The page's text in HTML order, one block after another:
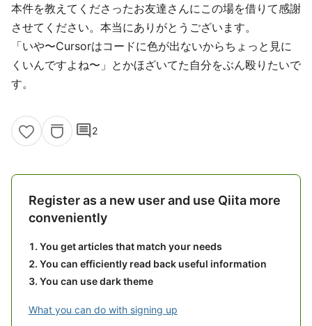
本件を教えてくださったお友達さんにこの場を借りて感謝
させてください。本当にありがとうございます。
「いや〜Cursorはコードに色が出ないからちょっと見に
くいんですよね〜」とかほざいてた自分をぶん殴りたいで
す。
comment2
Register as a new user and use Qiita more
conveniently
You get articles that match your needs
You can efficiently read back useful information
You can use dark theme
What you can do with signing up